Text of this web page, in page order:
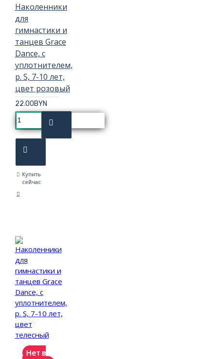
Наколенники
для
гимнастики и
танцев Grace
Dance, с
уплотнителем,
р. S, 7-10 лет,
цвет розовый
22.00BYN
Купить
сейчас
Нет в